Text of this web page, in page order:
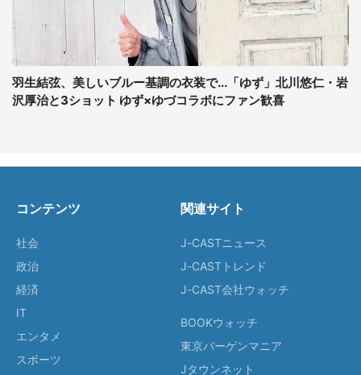
羽生結弦、美しいブルー基調の衣装で...「ゆず」北川悠仁・岩
沢厚治と3ショット ゆず×ゆづコラボにファン歓喜
コンテンツ
社会
政治
経済
IT
エンタメ
スポーツ
関連サイト
J-CASTニュース
J-CASTトレンド
J-CAST会社ウォッチ
BOOKウォッチ
東京バーゲンマニア
Jタウンネット